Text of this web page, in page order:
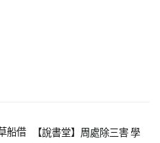
船借
【說書堂】周處除三害 學